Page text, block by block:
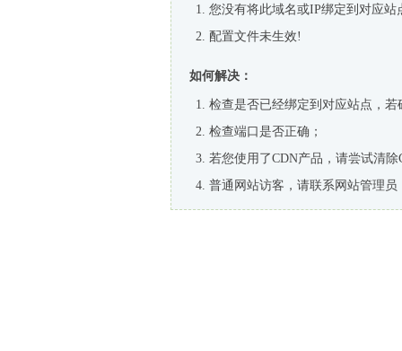
您没有将此域名或IP绑定到对应站
配置文件未生效!
如何解决：
检查是否已经绑定到对应站点，
检查端口是否正确；
若您使用了CDN产品，请尝试清除
普通网站访客，请联系网站管理员